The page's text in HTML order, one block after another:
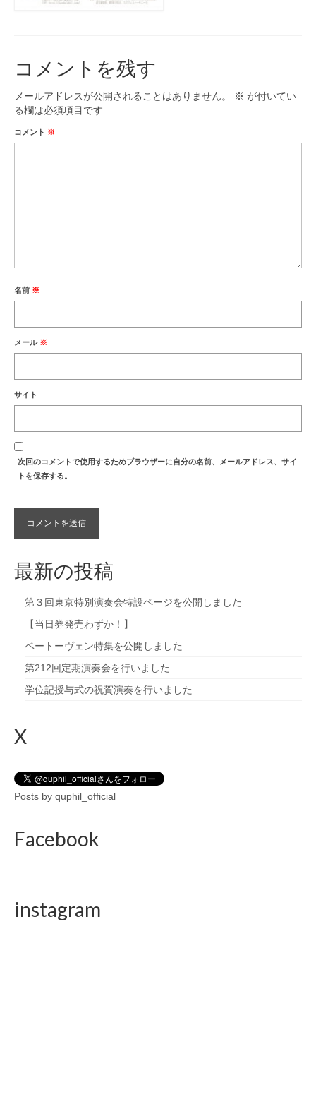
コメントを残す
メールアドレスが公開されることはありません。 ※ が付いてい
る欄は必須項目です
コメント ※
名前 ※
メール ※
サイト
次回のコメントで使用するためブラウザーに自分の名前、メールアドレス、サイ
トを保存する。
最新の投稿
第３回東京特別演奏会特設ページを公開しました
【当日券発売わずか！】
ベートーヴェン特集を公開しました
第212回定期演奏会を行いました
学位記授与式の祝賀演奏を行いました
X
Posts by quphil_official
Facebook
instagram